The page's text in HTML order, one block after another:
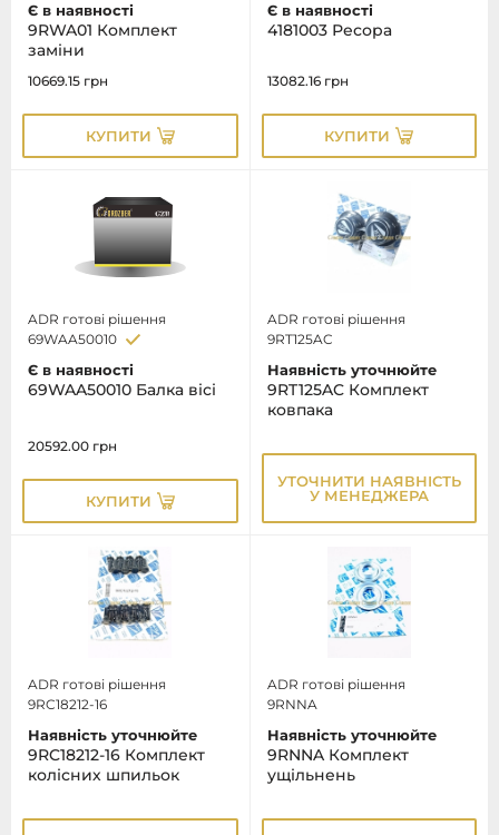
Є в наявності
9RWA01 Комплект
заміни
10669.15 грн
КУПИТИ
Є в наявності
4181003 Ресора
13082.16 грн
КУПИТИ
ADR готові рішення
69WAA50010
Є в наявності
69WAA50010 Балка вісі
20592.00 грн
КУПИТИ
ADR готові рішення
9RT125AC
Наявність уточнюйте
9RT125AC Комплект
ковпака
УТОЧНИТИ НАЯВНІСТЬ
У МЕНЕДЖЕРА
ADR готові рішення
9RC18212-16
Наявність уточнюйте
9RC18212-16 Комплект
колісних шпильок
ADR готові рішення
9RNNA
Наявність уточнюйте
9RNNA Комплект
ущільнень